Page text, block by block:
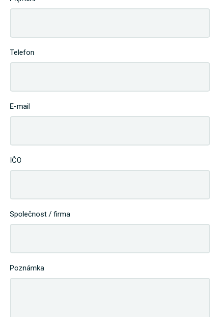
Telefon
E-mail
IČO
Společnost / firma
Poznámka